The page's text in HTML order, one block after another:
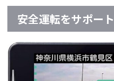
安全運転をサポー